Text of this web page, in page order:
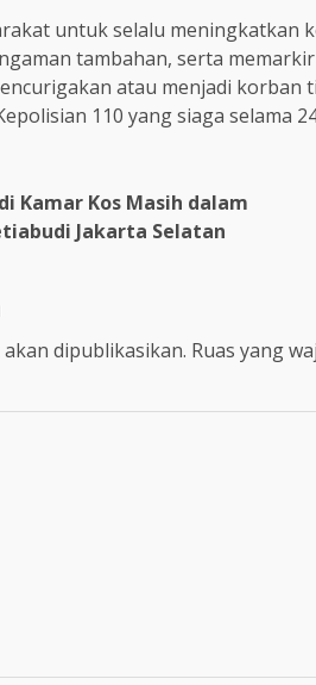
untuk selalu meningkatkan
tambahan, serta
atau menjadi korban
110 yang siaga selama
Kamar Kos Masih dalam
Jakarta Selatan
dipublikasikan. Ruas yang